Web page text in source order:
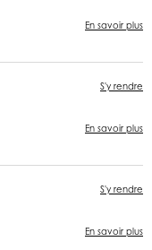
En savoir plus
S'y rendre
En savoir plus
S'y rendre
En savoir plus